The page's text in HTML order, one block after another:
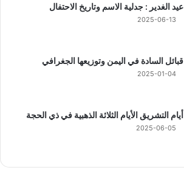
عيد الغدير : جدلية الاسم وتاريخ الاحتفال
2025-06-13
قبائل السادة في اليمن وتوزيعها الجغرافي
2025-01-04
أيام التشريق الأيام الثلاثة الذهبية في ذي الحجة
2025-06-05